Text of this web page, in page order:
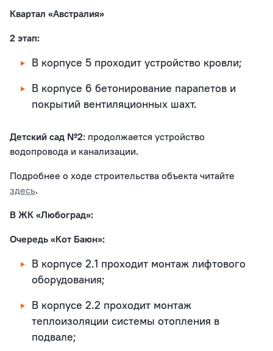
Квартал «Австралия»
2 этап:
В корпусе 5 проходит устройство кровли;
В корпусе 6 бетонирование парапетов и
покрытий вентиляционных шахт.
Детский сад №2: продолжается устройство
водопровода и канализации.
Подробнее о ходе строительства объекта читайте
здесь.
В ЖК «Любоград»:
Очередь «Кот Баюн»:
В корпусе 2.1 проходит монтаж лифтового
оборудования;
В корпусе 2.2 проходит монтаж
теплоизоляции системы отопления в
подвале;